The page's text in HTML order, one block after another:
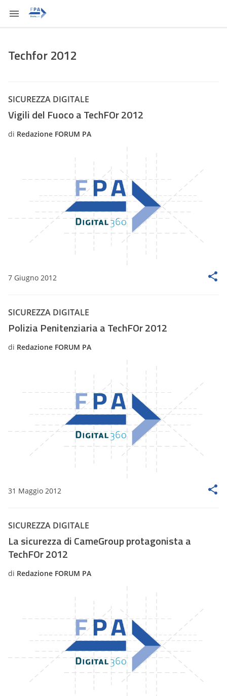
Techfor 2012
SICUREZZA DIGITALE
Vigili del Fuoco a TechFOr 2012
di Redazione FORUM PA
7 Giugno 2012
SICUREZZA DIGITALE
Polizia Penitenziaria a TechFOr 2012
di Redazione FORUM PA
31 Maggio 2012
SICUREZZA DIGITALE
La sicurezza di CameGroup protagonista a
TechFOr 2012
di Redazione FORUM PA